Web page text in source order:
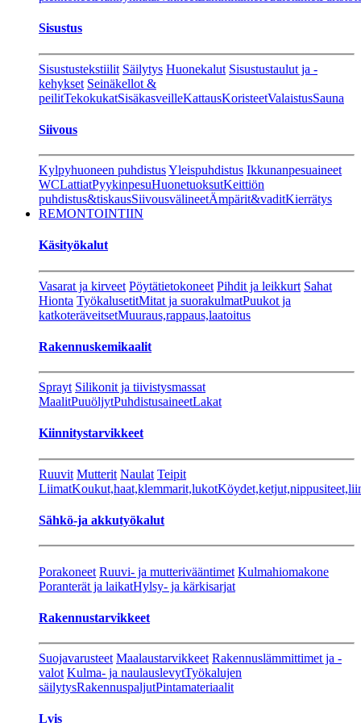
Sisustus
Sisustustekstiilit Säilytys Huonekalut Sisustustaulut ja -
kehykset Seinäkellot &
peilitTekokukatSisäkasveilleKattausKoristeetValaistusSauna
Siivous
Kylpyhuoneen puhdistusYleispuhdistus Ikkunanpesuaineet
WCLattiatPyykinpesuHuonetuoksutKeittiön
puhdistus&tiskausSiivousvälineetÄmpärit&vaditKierrätys
REMONTOINTIIN
Käsityökalut
Vasarat ja kirveet Pöytätietokoneet Pihdit ja leikkurt Sahat
Hionta TyökalusetitMitat ja suorakulmatPuukot ja
katkoteräveitsetMuuraus,rappaus,laatoitus
Rakennuskemikaalit
Sprayt Silikonit ja tiivistysmassat
MaalitPuuöljytPuhdistusaineetLakat
Kiinnitystarvikkeet
Ruuvit Mutterit Naulat Teipit
LiimatKoukut,haat,klemmarit,lukot
Sähkö-ja akkutyökalut
Porakoneet Ruuvi- ja mutterivääntimet Kulmahiomakone
Poranterät ja laikatHylsy- ja kärkisarjat
Rakennustarvikkeet
Suojavarusteet Maalaustarvikkeet Rakennuslämmittimet ja -
valot Kulma- ja naulauslevytTyökalujen
säilytysRakennuspaljutPintamateriaalit
Lvis